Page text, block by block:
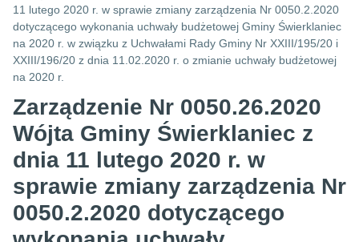
11 lutego 2020 r. w sprawie zmiany zarządzenia Nr 0050.2.2020
dotyczącego wykonania uchwały budżetowej Gminy Świerklaniec
na 2020 r. w związku z Uchwałami Rady Gminy Nr XXIII/195/20 i
XXIII/196/20 z dnia 11.02.2020 r. o zmianie uchwały budżetowej
na 2020 r.
Zarządzenie Nr 0050.26.2020
Wójta Gminy Świerklaniec z
dnia 11 lutego 2020 r. w
sprawie zmiany zarządzenia Nr
0050.2.2020 dotyczącego